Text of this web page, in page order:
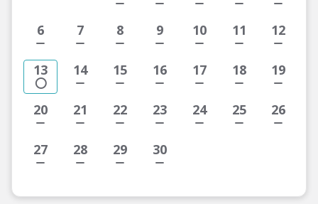
6 7 8 9 10 11 12
13 14 15 16 17 18 19
20 21 22 23 24 25 26
27 28 29 30